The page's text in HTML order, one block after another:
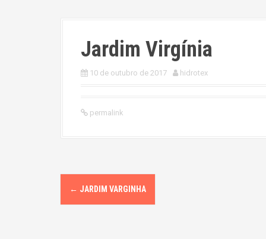
Jardim Virgínia
10 de outubro de 2017 hidrotex
permalink
P
o
← JARDIM VARGINHA